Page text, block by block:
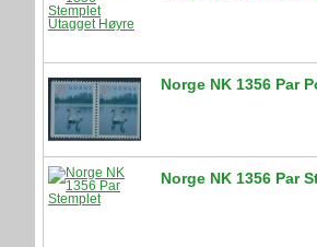
Norge NK 1356 Par
Norge NK 1356 Par